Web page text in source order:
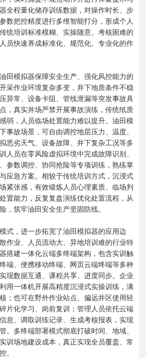
全程量化储存训练数据，对操作时长、步
数把控精度进行多维智能打分，形成个人
统培训标准模糊、实操随意、考核困难的
员快速养成标准化、规范化、专业化的作
田模拟器保障安全生产、强化风控能力的
采作业环境复杂多变，井下地质条件不稳
异常、设备卡阻、管线泄漏等突发事故具
，真实井场严禁开展事故演练，传统纸质
弱，人员临场处置能力难以提升。油田模
事故场景，可自由调控地层压力、温度、
恶劣天气、设备故障、井下复杂工况等多
人员在零风险虚拟环境中完成故障识别、
参数调控、协同抢险等专项训练，熟练掌
应急方案。相较于传统培训方式，沉浸式
紧张感，有效锻炼人员心理素质、临场判
置能力，反复复盘演练优化处置流程，从
，筑牢油田安全生产坚固防线。
式，进一步拓宽了油田模拟器的应用边
作业、人员流动大、异地培训难的行业特
搭建一体化云端多终端架构，包含实训触
端、便携移动终端、网页云端终端等多种
现数据互通、课程共享、进度同步。企业
用一体机开展高精度沉浸式实操训练，满
；也可在野外作业站点、偏远井区使用轻
片化学习、岗前复训；管理人员依托云端
息、调取训练记录、生成考核报表，实现
。多终端部署模式彻底打破时间、地域、
训场地建设成本，真正实现全员覆盖、常
。